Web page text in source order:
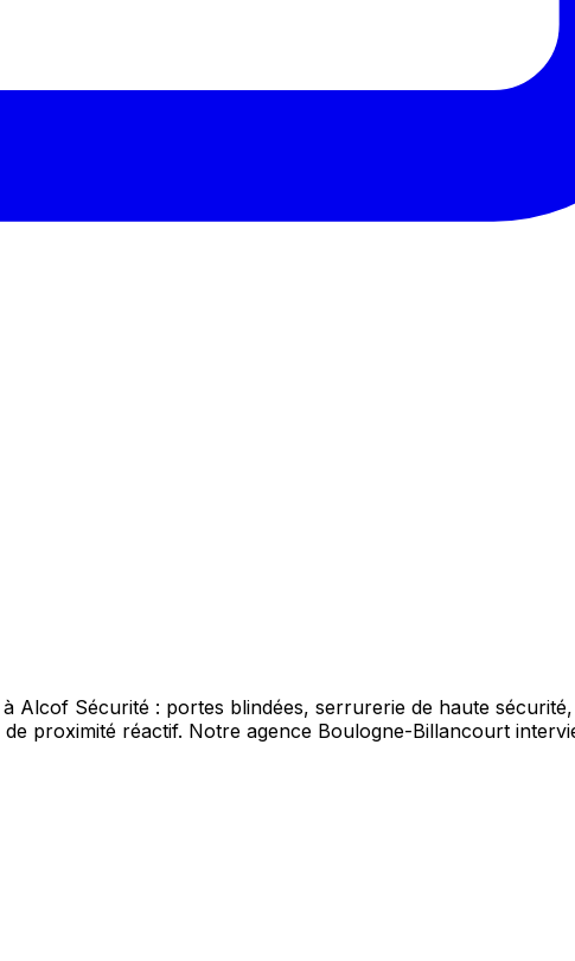
Sécurité : portes blindées, serrurerie de haute
proximité réactif. Notre agence Boulogne-Billancourt